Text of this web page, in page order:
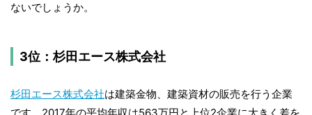
ないでしょうか。
3位：杉田エース株式会社
杉田エース株式会社は建築金物、建築資材の販売を行う企業